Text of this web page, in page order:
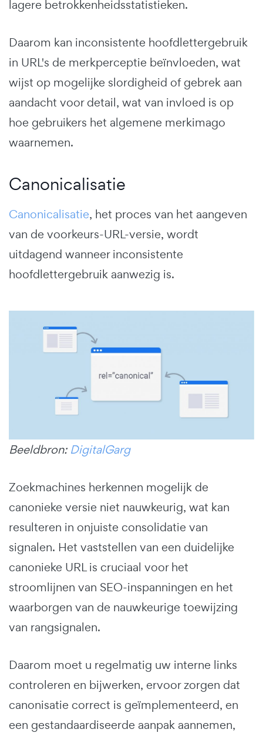
lagere betrokkenheidsstatistieken.
Daarom kan inconsistente hoofdlettergebruik
in URL's de merkperceptie beïnvloeden, wat
wijst op mogelijke slordigheid of gebrek aan
aandacht voor detail, wat van invloed is op
hoe gebruikers het algemene merkimago
waarnemen.
Canonicalisatie
Canonicalisatie, het proces van het aangeven
van de voorkeurs-URL-versie, wordt
uitdagend wanneer inconsistente
hoofdlettergebruik aanwezig is.
Beeldbron: DigitalGarg
Zoekmachines herkennen mogelijk de
canonieke versie niet nauwkeurig, wat kan
resulteren in onjuiste consolidatie van
signalen. Het vaststellen van een duidelijke
canonieke URL is cruciaal voor het
stroomlijnen van SEO-inspanningen en het
waarborgen van de nauwkeurige toewijzing
van rangsignalen.
Daarom moet u regelmatig uw interne links
controleren en bijwerken, ervoor zorgen dat
canonisatie correct is geïmplementeerd, en
een gestandaardiseerde aanpak aannemen,